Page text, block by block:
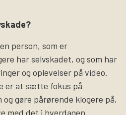
person, som er
har selvskadet, og som har
og oplevelser på video.
er at sætte fokus på
og gøre pårørende klogere på,
med det i hverdagen.